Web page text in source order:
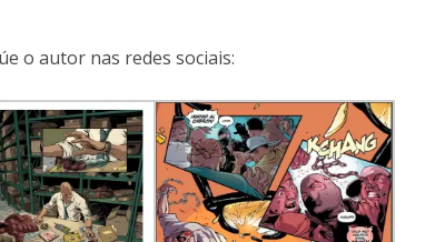
o autor nas redes sociais: